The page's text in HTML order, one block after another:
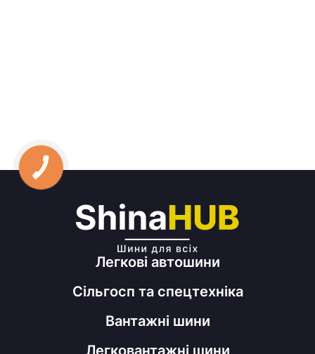
Легкові автошини
Сільгосп та спецтехніка
Вантажні шини
Легковантажні шини